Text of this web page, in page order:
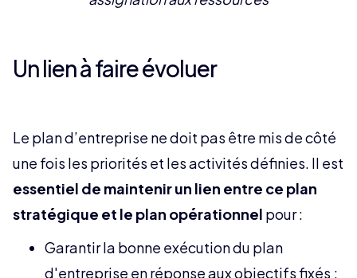
Un lien à faire évoluer
Le plan d’entreprise ne doit pas être mis de côté
une fois les priorités et les activités définies. Il est
essentiel de maintenir un lien entre ce plan
stratégique et le plan opérationnel pour :
Garantir la bonne exécution du plan
d'entreprise en réponse aux objectifs fixés ;